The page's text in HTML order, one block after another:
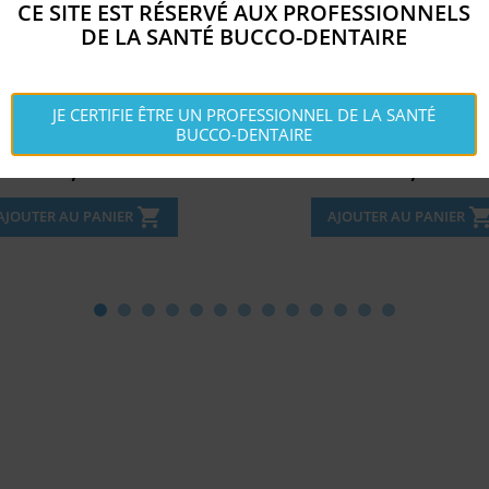
BRUSHES&STYLETS...
Prix
59,
AU PANIER shopping_cart
AMDENT TIPS -34S -
Prix
211,
AJOUTER AU PANIER
CE SITE EST RÉSERVÉ AUX PROFESSIONNELS
DE LA SANTÉ BUCCO-DENTAIRE
JE CERTIFIE ÊTRE UN PROFESSIONNEL DE LA SANTÉ
BUCCO-DENTAIRE